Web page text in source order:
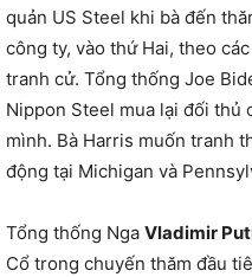
quản US Steel khi bà đến
công ty, vào thứ Hai, theo
tranh cử. Tổng thống Joe
Nippon Steel mua lại đối thủ
mình. Bà Harris muốn tranh
động tại Michigan và
Tổng thống Nga Vladimir
Cổ trong chuyến thăm đầu